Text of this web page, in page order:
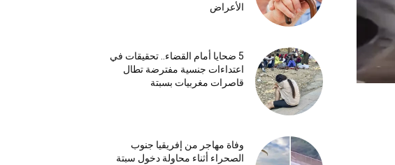
الأعراض
5 ضحايا أمام القضاء.. تحقيقات في
اعتداءات جنسية مفترضة تطال
قاصرات مغربيات بسبتة
وفاة مهاجر من إفريقيا جنوب
الصحراء أثناء محاولة دخول سبتة